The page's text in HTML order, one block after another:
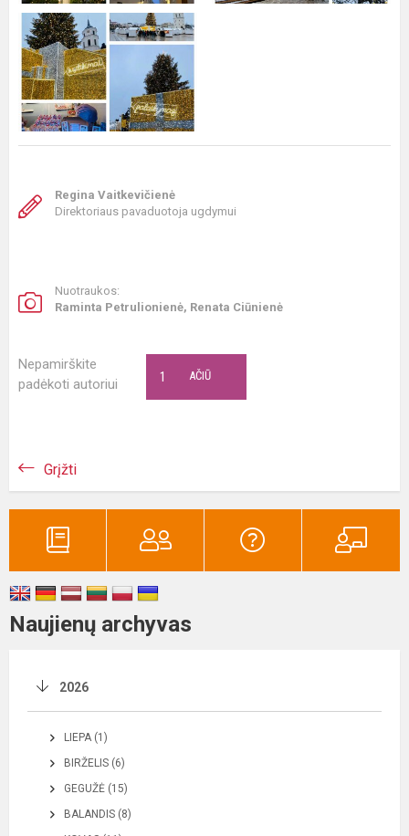
Regina Vaitkevičienė
Direktoriaus pavaduotoja ugdymui
Nuotraukos:
Raminta Petrulionienė, Renata Ciūnienė
Nepamirškite
padėkoti autoriui
AČIŪ
1
Grįžti
Naujienų archyvas
2026
LIEPA (1)
BIRŽELIS (6)
GEGUŽĖ (15)
BALANDIS (8)